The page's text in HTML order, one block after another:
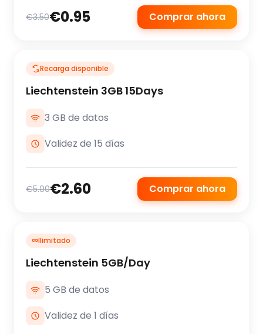
€3.50€0.95 Comprar ahora
Recarga disponible
Liechtenstein 3GB 15Days
3 GB de datos
Validez de 15 días
€5.00€2.60 Comprar ahora
∞Ilimitado
Liechtenstein 5GB/Day
5 GB de datos
Validez de 1 días